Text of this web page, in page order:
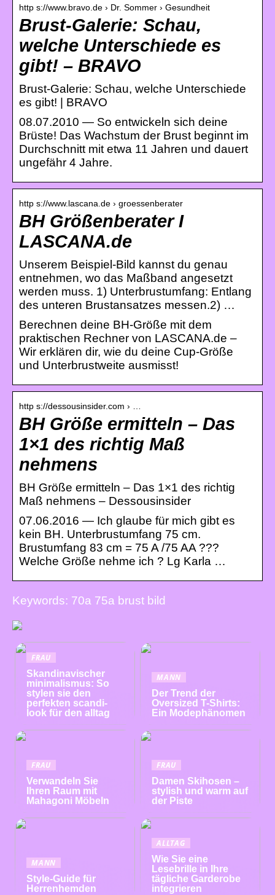
http s://www.bravo.de › Dr. Sommer › Gesundheit
Brust-Galerie: Schau,
welche Unterschiede es
gibt! – BRAVO
Brust-Galerie: Schau, welche Unterschiede
es gibt! | BRAVO
08.07.2010 — So entwickeln sich deine
Brüste! Das Wachstum der Brust beginnt im
Durchschnitt mit etwa 11 Jahren und dauert
ungefähr 4 Jahre.
http s://www.lascana.de › groessenberater
BH Größenberater I
LASCANA.de
Unserem Beispiel-Bild kannst du genau
entnehmen, wo das Maßband angesetzt
werden muss. 1) Unterbrustumfang: Entlang
des unteren Brustansatzes messen.2) …
Berechnen deine BH-Größe mit dem
praktischen Rechner von LASCANA.de –
Wir erklären dir, wie du deine Cup-Größe
und Unterbrustweite ausmisst!
http s://dessousinsider.com › …
BH Größe ermitteln – Das
1×1 des richtig Maß
nehmens
BH Größe ermitteln – Das 1×1 des richtig
Maß nehmens – Dessousinsider
07.06.2016 — Ich glaube für mich gibt es
kein BH. Unterbrustumfang 75 cm.
Brustumfang 83 cm = 75 A /75 AA ???
Welche Größe nehme ich ? Lg Karla …
Keywords: 70a 75a brust bild
FRAU
Skandinavischer
minimalismus: So
stylen sie den
perfekten scandi-
look für den alltag
MANN
Der Trend der
Oversized T-Shirts:
Ein Modephänomen
FRAU
Verwandeln Sie
Ihren Raum mit
Mahagoni Möbeln
FRAU
Damen Skihosen –
stylish und warm auf
der Piste
MANN
Style-Guide für
Herrenhemden
ALLTAG
Wie Sie eine
Lesebrille in Ihre
tägliche Garderobe
integrieren